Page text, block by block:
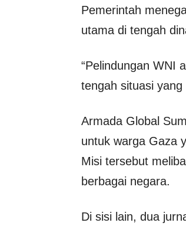
Pemerintah
utama di tengah
“Pelindungan WNI
tengah situasi
Armada Global
untuk warga Gaza
Misi tersebut
berbagai negara.
Di sisi lain, dua